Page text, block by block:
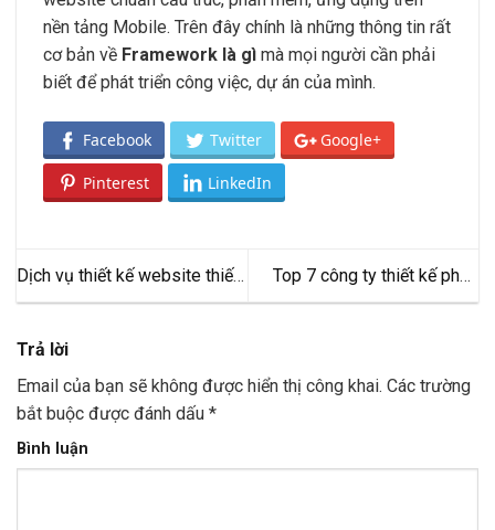
nền tảng Mobile. Trên đây chính là những thông tin rất
cơ bản về Framework là gì mà mọi người cần phải
biết để phát triển công việc, dự án của mình.
Facebook Twitter Google+
Pinterest LinkedIn
Dịch vụ thiết kế website thiết
bị y tế, y khoa
Top 7 công ty thiết kế phần
mềm hàng đầu hiện nay
Trả lời
Email của bạn sẽ không được hiển thị công khai. Các trường
bắt buộc được đánh dấu *
Bình luận